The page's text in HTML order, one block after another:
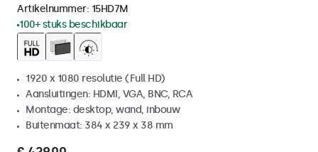
Artikelnummer: 15HD7M
100+ stuks beschikbaar
1920 x 1080 resolutie (Full HD)
Aansluitingen: HDMI, VGA, BNC, RCA
Montage: desktop, wand, inbouw
Buitenmaat: 384 x 239 x 38 mm